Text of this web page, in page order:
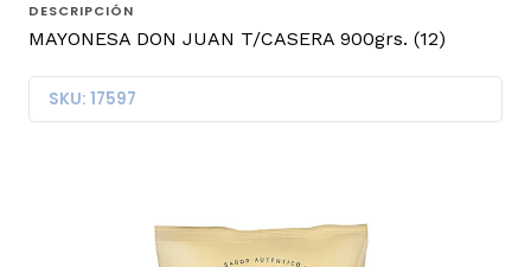
DESCRIPCIÓN
MAYONESA DON JUAN T/CASERA 900grs. (12)
SKU: 17597